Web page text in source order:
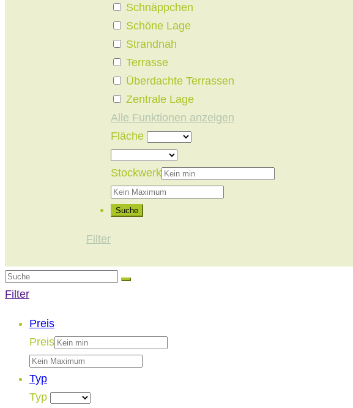
Schnäppchen
Schöne Lage
Strandnah
Terrasse
Überdachte Terrassen
Zentrale Lage
Alle Funktionen anzeigen
Fläche
Stockwerk
Suche
Filter
Filter
Preis
Preis
Typ
Typ